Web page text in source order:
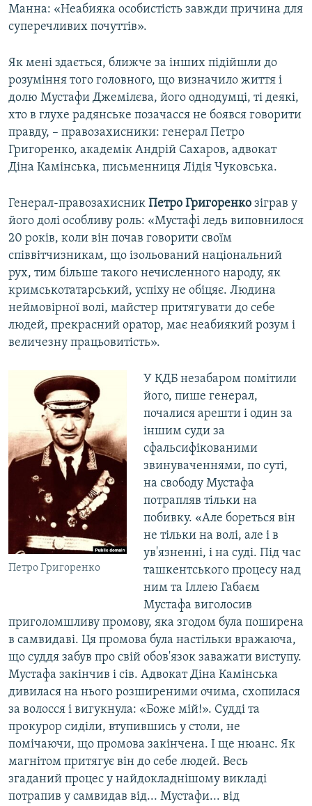
Манна: «Неабияка особистість завжди причина для
суперечливих почуттів».
Як мені здається, ближче за інших підійшли до
розуміння того головного, що визначило життя і
долю Мустафи Джемілєва, його однодумці, ті деякі,
хто в глухе радянське позачасся не боявся говорити
правду, – правозахисники: генерал Петро
Григоренко, академік Андрій Сахаров, адвокат
Діна Камінська, письменниця Лідія Чуковська.
Генерал-правозахисник Петро Григоренко зіграв у
його долі особливу роль: «Мустафі ледь виповнилося
20 років, коли він почав говорити своїм
співвітчизникам, що ізольований національний
рух, тим більше такого нечисленного народу, як
кримськотатарський, успіху не обіцяє. Людина
неймовірної волі, майстер притягувати до себе
людей, прекрасний оратор, має неабиякий розум і
величезну працьовитість».
Петро Григоренко
У КДБ незабаром помітили
його, пише генерал,
почалися арешти і один за
іншим суди за
сфальсифікованими
звинуваченнями, по суті,
на свободу Мустафа
потрапляв тільки на
побивку. «Але бореться він
не тільки на волі, але і в
ув'язненні, і на суді. Під час
ташкентського процесу над
ним та Іллею Габаєм
Мустафа виголосив
приголомшливу промову, яка згодом була поширена
в самвидаві. Ця промова була настільки вражаюча,
що суддя забув про свій обов'язок заважати виступу.
Мустафа закінчив і сів. Адвокат Діна Камінська
дивилася на нього розширеними очима, схопилася
за волосся і вигукнула: «Боже мій!». Судді та
прокурор сиділи, втупившись у столи, не
помічаючи, що промова закінчена. І ще нюанс. Як
магнітом притягує він до себе людей. Весь
згаданий процес у найдокладнішому викладі
потрапив у самвидав від... Мустафи... від